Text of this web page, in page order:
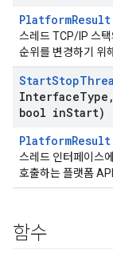
PlatformResult
스레드 TCP/IP 스
순위를 변경하기 위
StartStop
InterfaceType ,
bool inStart)
PlatformResult
스레드 인터페이스
호출하는 플랫폼
함수